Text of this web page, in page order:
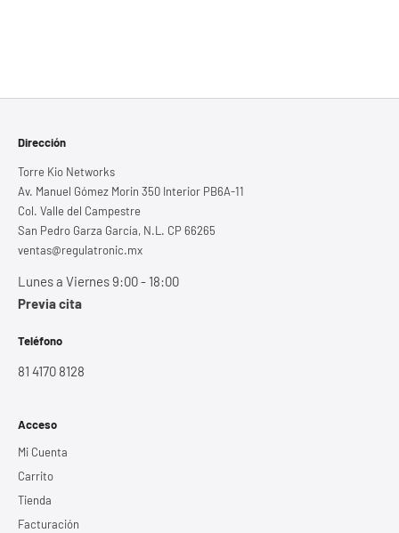
Dirección
Torre Kio Networks
Av. Manuel Gómez Morin 350 Interior PB6A-11
Col. Valle del Campestre
San Pedro Garza García, N.L. CP 66265
ventas@regulatronic.mx
Lunes a Viernes 9:00 - 18:00
Previa cita
Teléfono
81 4170 8128
Acceso
Mi Cuenta
Carrito
Tienda
Facturación